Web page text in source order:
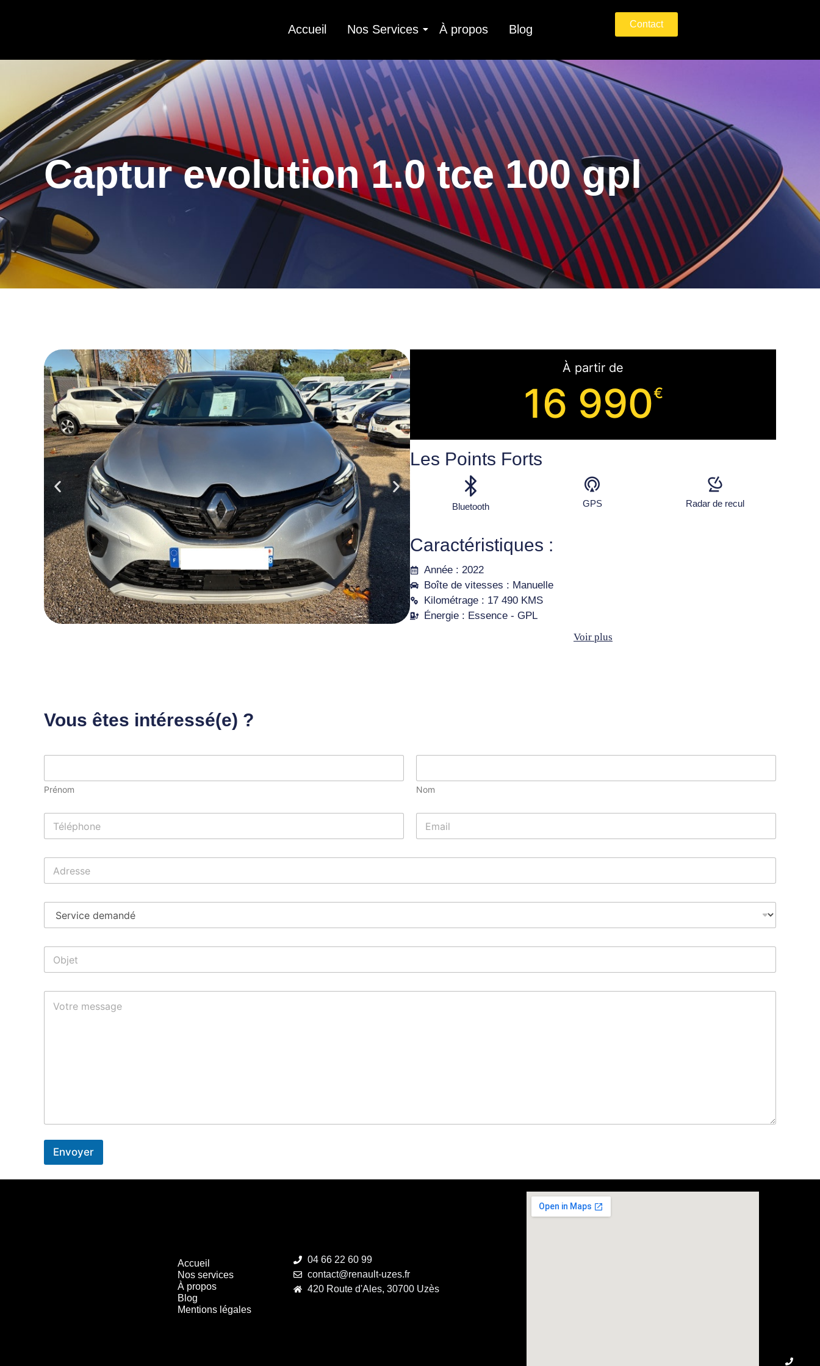
Accueil Nos Services À propos Blog Contact
Captur evolution 1.0 tce 100 gpl
À partir de
16 990€
Les Points Forts
Bluetooth GPS Radar de recul
Caractéristiques :
Année : 2022
Boîte de vitesses : Manuelle
Kilométrage : 17 490 KMS
Énergie : Essence - GPL
Voir plus
Vous êtes intéressé(e) ?
Prénom Nom
Envoyer
Accueil
Nos services
À propos
Blog
Mentions légales
04 66 22 60 99
contact@renault-uzes.fr
420 Route d'Ales, 30700 Uzès